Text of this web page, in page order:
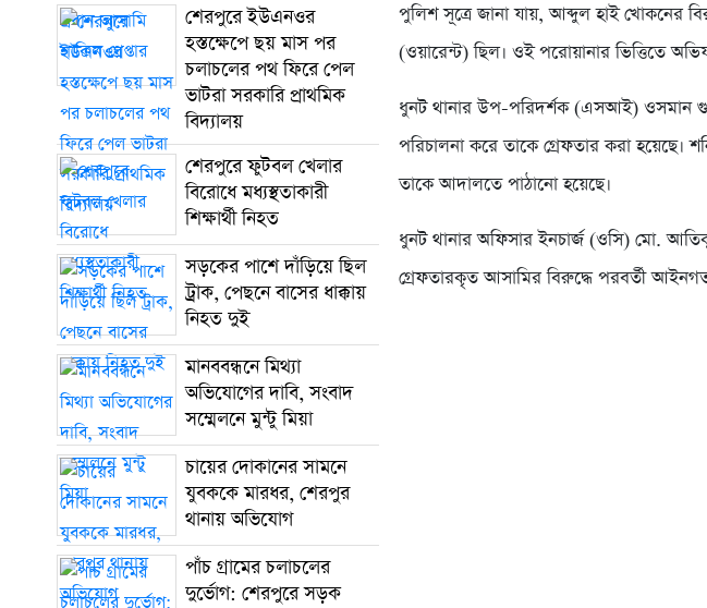
শেরপুরে ইউএনওর
হস্তক্ষেপে ছয় মাস পর
চলাচলের পথ ফিরে পেল
ভাটরা সরকারি প্রাথমিক
বিদ্যালয়
শেরপুরে ফুটবল খেলার
বিরোধে মধ্যস্থতাকারী
শিক্ষার্থী নিহত
সড়কের পাশে দাঁড়িয়ে ছিল
ট্রাক, পেছনে বাসের ধাক্কায়
নিহত দুই
মানববন্ধনে মিথ্যা
অভিযোগের দাবি, সংবাদ
সম্মেলনে মুন্টু মিয়া
চায়ের দোকানের সামনে
যুবককে মারধর, শেরপুর
থানায় অভিযোগ
পাঁচ গ্রামের চলাচলের
দুর্ভোগ: শেরপুরে সড়ক
পুলিশ সূত্রে জানা যায়, আব্দুল হাই খোকনের
(ওয়ারেন্ট) ছিল। ওই পরোয়ানার ভিত্তিতে
ধুনট থানার উপ-পরিদর্শক (এসআই) ওসমান
পরিচালনা করে তাকে গ্রেফতার করা হয়েছে।
তাকে আদালতে পাঠানো হয়েছে।
ধুনট থানার অফিসার ইনচার্জ (ওসি) মো.
গ্রেফতারকৃত আসামির বিরুদ্ধে পরবর্তী আইনগত